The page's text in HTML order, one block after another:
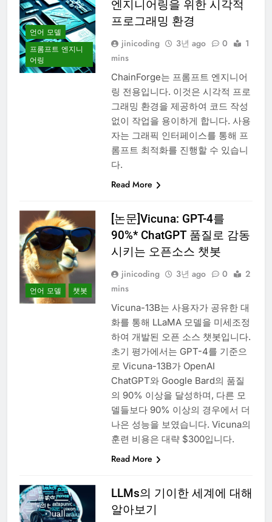
언어 모델
프롬프트 엔지니
어링
엔지니어링을 위한 시각적
프로그래밍 환경
jinicoding 3년 ago 0
1
mins
ChainForge는 프롬프트 엔지니어
링 전용입니다. 이것은 시각적 프로
그래밍 환경을 제공하여 코드 작성
없이 작업을 용이하게 합니다. 사용
자는 그래픽 인터페이스를 통해 프
롬프트 최적화를 진행할 수 있습니
다.
Read More
언어 모델 챗봇
[논문]Vicuna: GPT-4를
90%* ChatGPT 품질로 감동
시키는 오픈소스 챗봇
jinicoding 3년 ago 0
2
mins
Vicuna-13B는 사용자가 공유한 대
화를 통해 LLaMA 모델을 미세조정
하여 개발된 오픈 소스 챗봇입니다.
초기 평가에서는 GPT-4를 기준으
로 Vicuna-13B가 OpenAI
ChatGPT와 Google Bard의 품질
의 90% 이상을 달성하며, 다른 모
델들보다 90% 이상의 경우에서 더
나은 성능을 보였습니다. Vicuna의
훈련 비용은 대략 $300입니다.
Read More
LLMs의 기이한 세계에 대해
알아보기